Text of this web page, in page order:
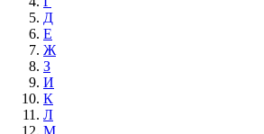
Д
Е
Ж
З
И
К
Л